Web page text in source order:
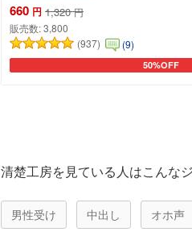
660 円 1,320 円
販売数:3,800
(937)
(9)
50%OFF
カートに追
清楚工房を見ている人はこんな
男性受け 中出し オホ声